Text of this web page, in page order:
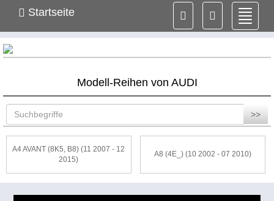
ein-/
Startseite
Modell-Reihen von AUDI
>>
A4 AVANT (8K5, B8) (11 2007 - 12
2015)
A8 (4E_) (10 2002 - 07 2010)